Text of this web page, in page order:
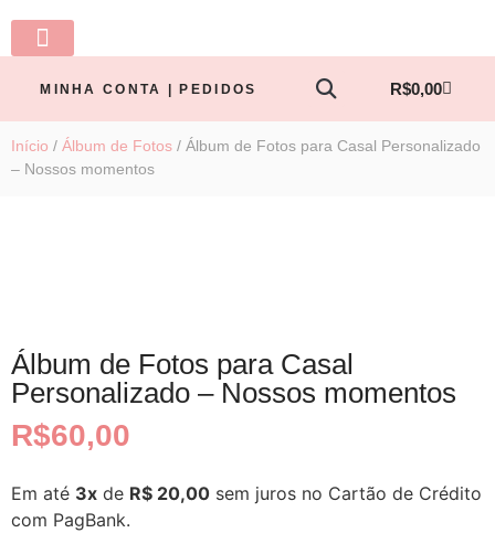
MINHA CONTA | PEDIDOS R$0,00
Início / Álbum de Fotos / Álbum de Fotos para Casal Personalizado
– Nossos momentos
Álbum de Fotos para Casal
Personalizado – Nossos momentos
R$60,00
Em até 3x de R$ 20,00 sem juros no Cartão de Crédito
com PagBank.